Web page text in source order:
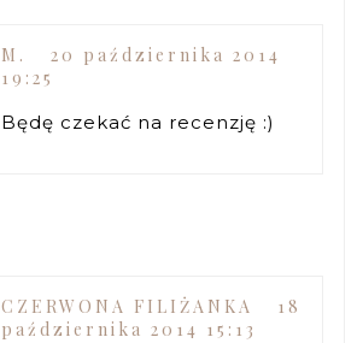
M.
20 października 2014
19:25
Będę czekać na recenzję :)
CZERWONA FILIŻANKA
18
października 2014 15:13